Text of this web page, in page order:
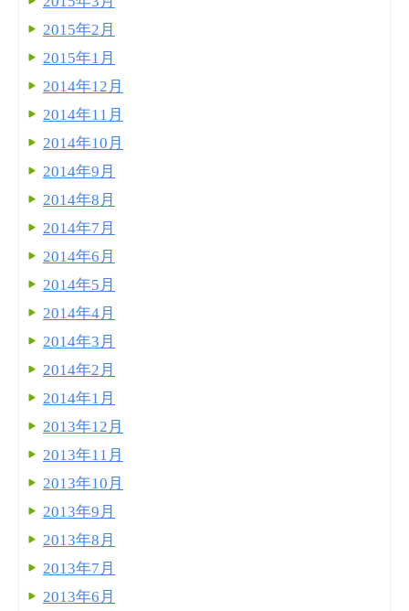
2015年2月
2015年1月
2014年12月
2014年11月
2014年10月
2014年9月
2014年8月
2014年7月
2014年6月
2014年5月
2014年4月
2014年3月
2014年2月
2014年1月
2013年12月
2013年11月
2013年10月
2013年9月
2013年8月
2013年7月
2013年6月